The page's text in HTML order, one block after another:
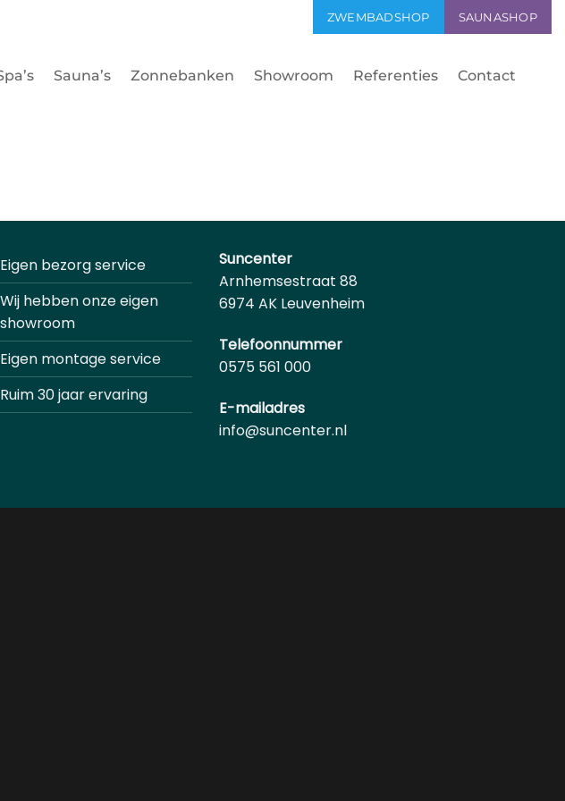
ZWEMBADSHOP SAUNASHOP
Sauna’s Zonnebanken Showroom Referenties Contact
Eigen bezorg service
Wij hebben onze eigen
showroom
Eigen montage service
Ruim 30 jaar ervaring
Suncenter
Arnhemsestraat 88
6974 AK Leuvenheim
Telefoonnummer
0575 561 000
E-mailadres
info@suncenter.nl